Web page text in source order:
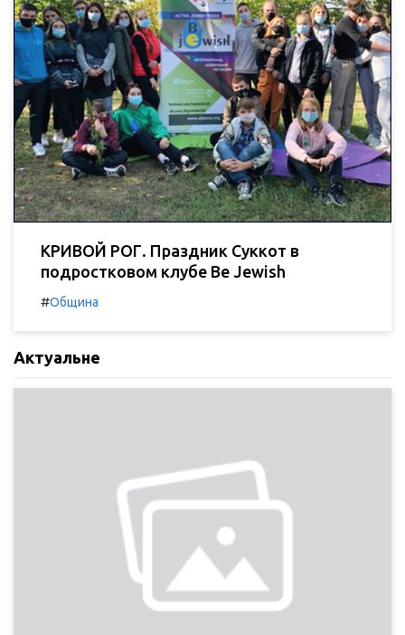
КРИВОЙ РОГ. Праздник Суккот в
подростковом клубе Be Jewish
#Община
Актуальне